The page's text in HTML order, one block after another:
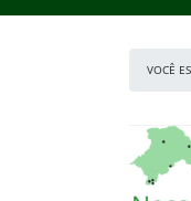
VOCÊ
Início
Mapa